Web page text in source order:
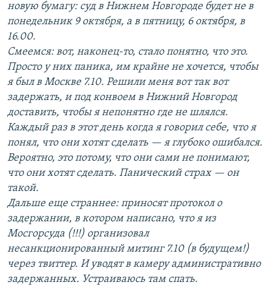
новую бумагу: суд в Нижнем Новгороде будет не в
понедельник 9 октября, а в пятницу, 6 октября, в
16.00.
Смеемся: вот, наконец-то, стало понятно, что это.
Просто у них паника, им крайне не хочется, чтобы
я был в Москве 7.10. Решили меня вот так вот
задержать, и под конвоем в Нижний Новгород
доставить, чтобы я непонятно где не шлялся.
Каждый раз в этот день когда я говорил себе, что я
понял, что они хотят сделать — я глубоко ошибался.
Вероятно, это потому, что они сами не понимают,
что они хотят сделать. Панический страх — он
такой.
Дальше еще страннее: приносят протокол о
задержании, в котором написано, что я из
Мосгорсуда (!!!) организовал
несанкционированный митинг 7.10 (в будущем!)
через твиттер. И уводят в камеру административно
задержанных. Устраиваюсь там спать.